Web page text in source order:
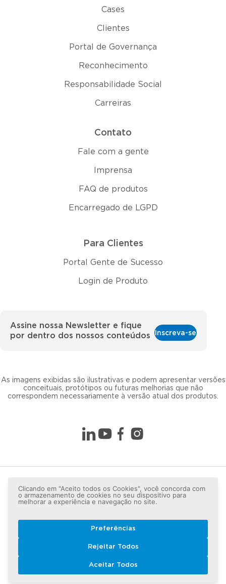
Cases
Clientes
Portal de Governança
Reconhecimento
Responsabilidade Social
Carreiras
Contato
Fale com a gente
Imprensa
FAQ de produtos
Encarregado de LGPD
Para Clientes
Portal Gente de Sucesso
Login de Produto
As imagens exibidas são ilustrativas e podem apresentar versões
conceituais, protótipos ou futuras melhorias que não
correspondem necessariamente à versão atual dos produtos.
Assine nossa Newsletter e fique
por dentro dos nossos conteúdos
Inscreva-se
Copyright © 2026 LG lugar de gente - Todos os direitos
reservados.
Política de Privacidade
Clicando em "Aceito todos os Cookies", você concorda com
o armazenamento de cookies no seu dispositivo para
melhorar a experiência e navegação no site.
Preferências
Rejeitar Todos
Aceitar Todos